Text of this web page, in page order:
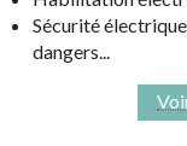
Sécurité
dangers...